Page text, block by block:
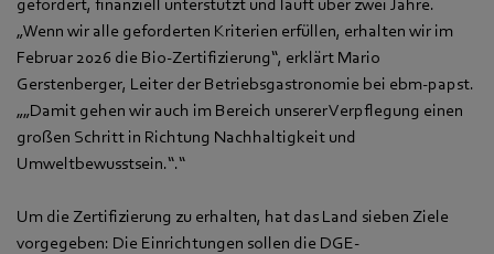
gefördert, finanziell unterstützt und läuft über zwei Jahre.
„Wenn wir alle geforderten Kriterien erfüllen, erhalten wir im
Februar 2026 die Bio-Zertifizierung“, erklärt Mario
Gerstenberger, Leiter der Betriebsgastronomie bei ebm‑papst.
„„Damit gehen wir auch im Bereich unserer Verpflegung einen
großen Schritt in Richtung Nachhaltigkeit und
Umweltbewusstsein.“.“
Um die Zertifizierung zu erhalten, hat das Land sieben Ziele
vorgegeben: Die Einrichtungen sollen die DGE-